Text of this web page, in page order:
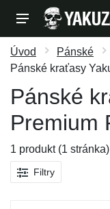
Úvod Pánské
Pánské kraťasy
Pánské
Premium
1 produkt (1 stránka)
Filtry